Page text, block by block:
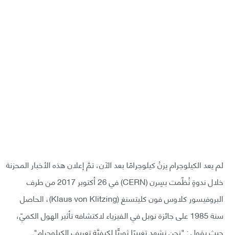
لم يعد الكيلوجرام يزنُ كيلوجرامًا بعد الآن، تمَّ إعلان هذه الأخبار المحزنة
خلال ندوةٍ نُظّمت بسِرن (CERN) في 26 أكتوبر 2017 من طرف
البروفيسور كلاوس فون كليتسنغ (Klaus von Klitzing)، الحاصل
سنة 1985 على جائزة نوبل في الفيزياء لاكتشافه تأثير الهول الكميّ،
حيث يقول : "نحن نشهد تغييرًا ثوريًّا لكيفيَّة تعريف الكيلوجرام".